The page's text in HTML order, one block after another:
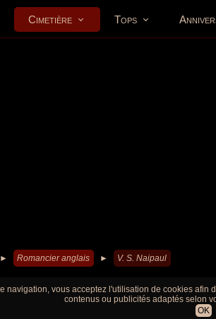
Cimetière Tops
► Romancier anglais ► V. S. Naipaul
navigation, vous acceptez l'utilisation de cookies
contenus ou publicités adaptés selon
OK